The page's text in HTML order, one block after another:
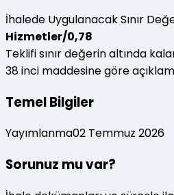
İhalede Uygulanacak Sınır
Hizmetler/0,78
Teklifi sınır değerin altında
38 inci maddesine göre
Temel Bilgiler
Yayımlanma02 Temmuz 2026
Sorunuz mu var?